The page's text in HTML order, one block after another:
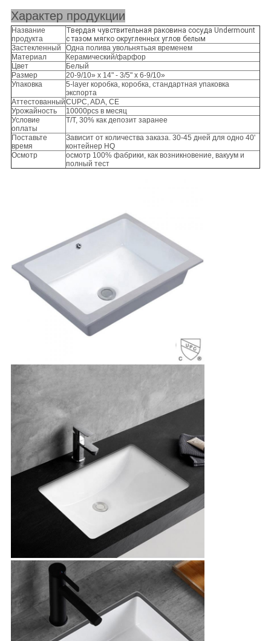
Характер продукции
Название
продукта
Твердая чувствительная раковина сосуда Undermount
с тазом мягко округленных углов белым
Застекленный
Одна полива увольнятьая временем
Материал
Керамический/фарфор
Цвет
Белый
Размер
20-9/10» x 14" - 3/5" x 6-9/10»
Упаковка
5-layer коробка, коробка, стандартная упаковка
экспорта
АттестованныйCUPC, ADA, CE
Урожайность
10000pcs в месяц
Условие
оплаты
T/T, 30% как депозит заранее
Поставьте
время
Зависит от количества заказа. 30-45 дней для одно 40'
контейнер HQ
Осмотр
осмотр 100% фабрики, как возникновение, вакуум и
полный тест